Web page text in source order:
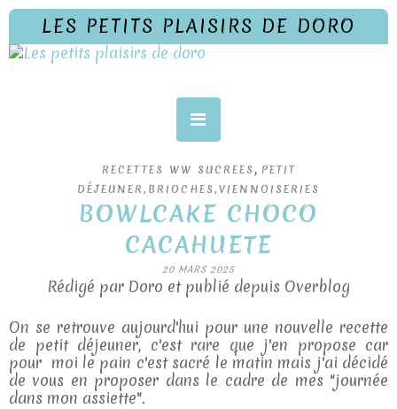
LES PETITS PLAISIRS DE DORO
RECETTES WW SUCREES , PETIT
DÉJEUNER,BRIOCHES,VIENNOISERIES
BOWLCAKE CHOCO
CACAHUETE
20 MARS 2025
Rédigé par Doro et publié depuis Overblog
On se retrouve aujourd'hui pour une nouvelle recette
de petit déjeuner, c'est rare que j'en propose car
pour moi le pain c'est sacré le matin mais j'ai décidé
de vous en proposer dans le cadre de mes "journée
dans mon assiette".